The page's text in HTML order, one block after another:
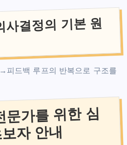
사결정의 기본 원
드백 루프의 반복으로 구조를
문가를 위한 심
자 안내